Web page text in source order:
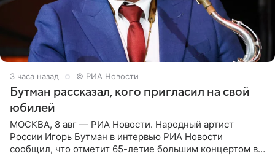
3 часа назад © РИА Новости
Бутман рассказал, кого пригласил на свой
юбилей
МОСКВА, 8 авг — РИА Новости. Народный артист
России Игорь Бутман в интервью РИА Новости
сообщил, что отметит 65-летие большим концертом в